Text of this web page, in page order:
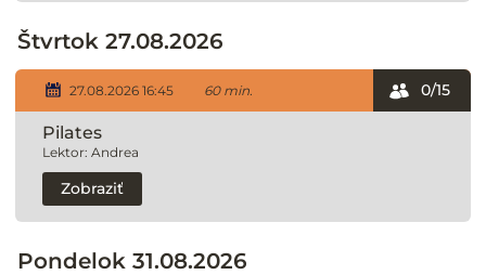
Štvrtok 27.08.2026
27.08.2026 16:45 60 min.
Pilates
Lektor: Andrea
0/15
Zobraziť
Pondelok 31.08.2026